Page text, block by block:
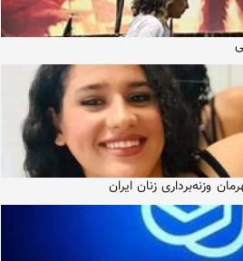
وزنه‌برداری زنان ایران